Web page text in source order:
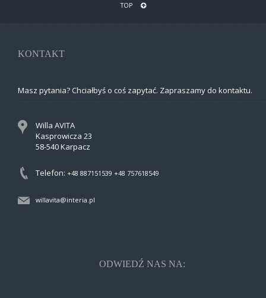
TOP
KONTAKT
Masz pytania? Chciałbyś o coś zapytać. Zapraszamy do kontaktu.
Willa AVITA
Kasprowicza 23
58-540 Karpacz
Telefon: +48 887151539 +48 757618549
willavita@interia.pl
ODWIEDŹ NAS NA: